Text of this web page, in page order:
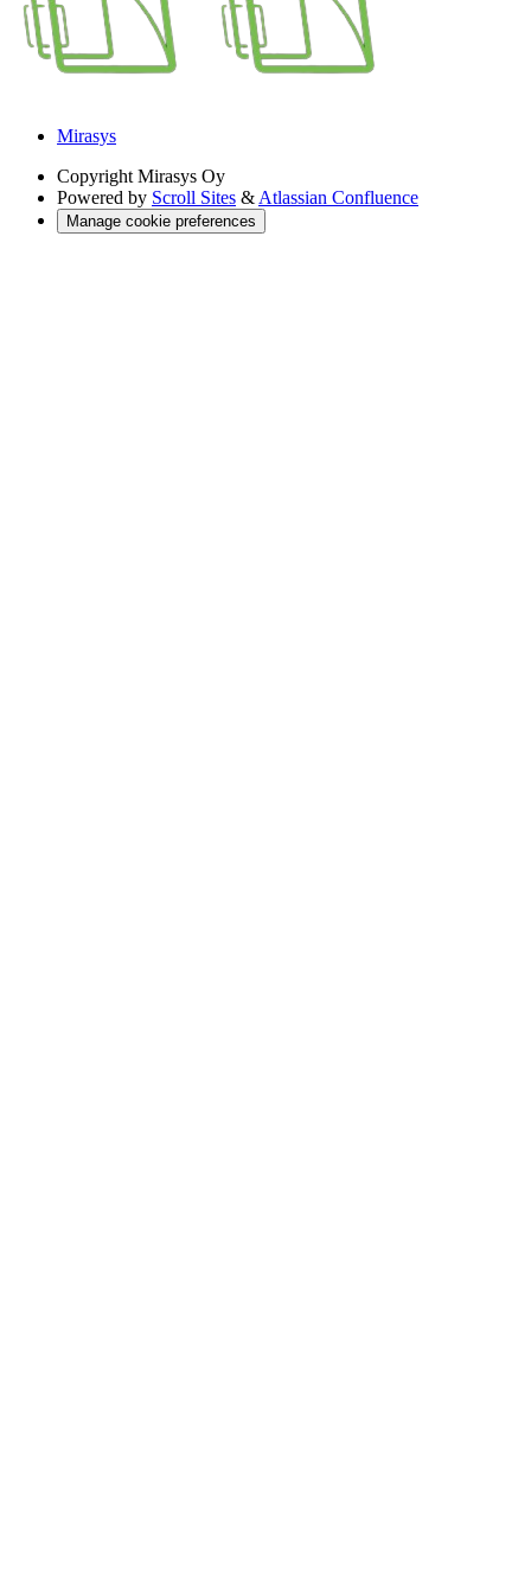
Mirasys
Copyright Mirasys Oy
Powered by Scroll Sites & Atlassian Confluence
Manage cookie preferences